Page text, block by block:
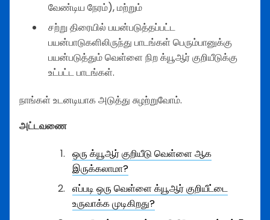
வேண்டிய நேரம்), மற்றும்
சற்று திரையில் பயன்படுத்தப்பட்ட
பயன்பாடுகளிலிருந்து பாடங்கள் பெரும்பானுக்கு
பயன்படுத்தும் வெள்ளை நிற க்யூஆர் குறியீடுக்கு
உட்பட்ட பாடங்கள்.
நாங்கள் உடனடியாக அடுத்து சுழற்றுவோம்.
அட்டவணை
ஒரு க்யூஆர் குறியீடு வெள்ளை ஆக
இருக்கலாமா?
எப்படி ஒரு வெள்ளை க்யூஆர் குறியீட்டை
உருவாக்க முடிகிறது?